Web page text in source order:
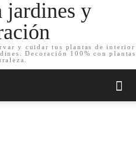
jardines y
y cuidar tus plantas de interior
Decoración 100% con plantas